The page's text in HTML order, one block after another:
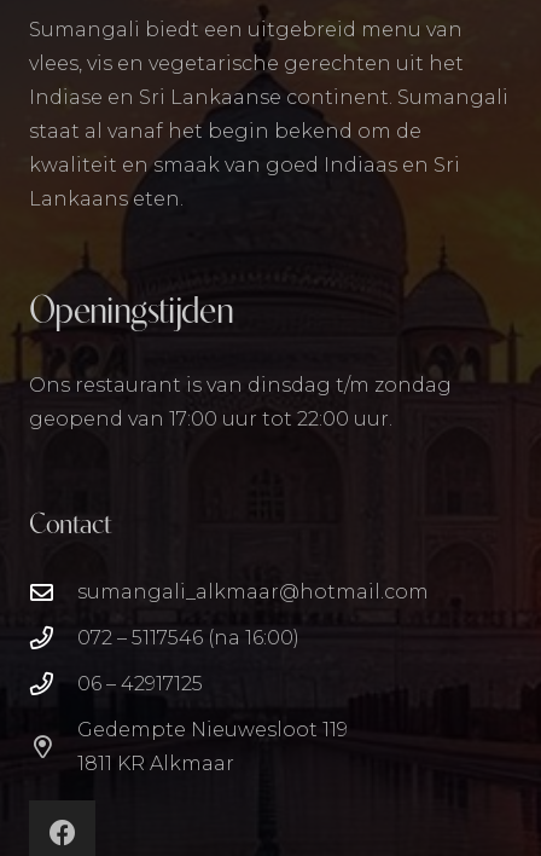
Sumangali biedt een uitgebreid menu van
vlees, vis en vegetarische gerechten uit het
Indiase en Sri Lankaanse continent. Sumangali
staat al vanaf het begin bekend om de
kwaliteit en smaak van goed Indiaas en Sri
Lankaans eten.
Openingstijden
Ons restaurant is van dinsdag t/m zondag
geopend van 17:00 uur tot 22:00 uur.
Contact
sumangali_alkmaar@hotmail.com
072 – 5117546 (na 16:00)
06 – 42917125
Gedempte Nieuwesloot 119
1811 KR Alkmaar